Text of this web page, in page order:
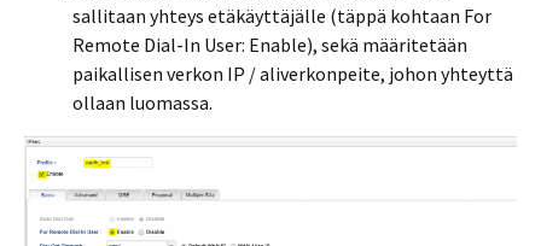
sallitaan yhteys etäkäyttäjälle (täppä kohtaan For
Remote Dial-In User: Enable), sekä määritetään
paikallisen verkon IP / aliverkonpeite, johon yhteyttä
ollaan luomassa.